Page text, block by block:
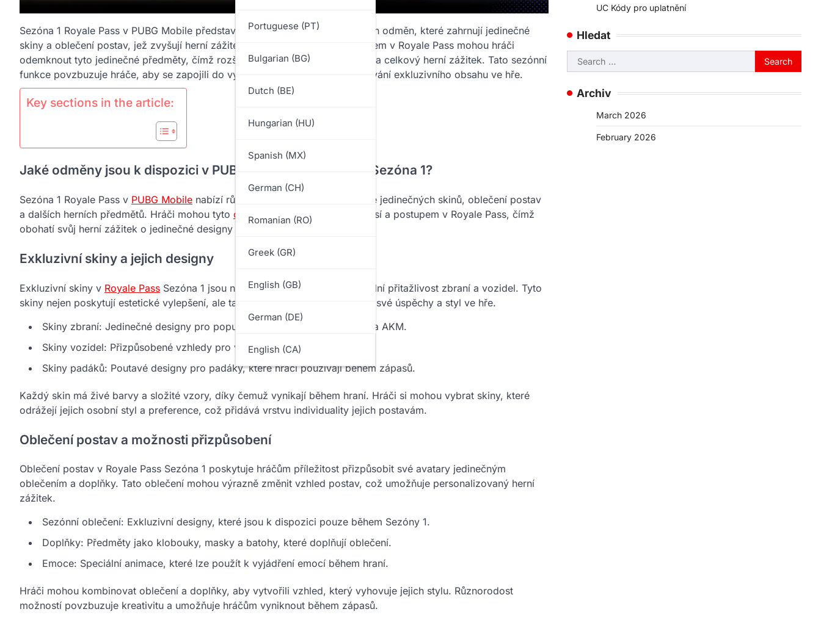
Portuguese (PT)
Bulgarian (BG)
Dutch (BE)
Hungarian (HU)
Spanish (MX)
German (CH)
Romanian (RO)
Greek (GR)
English (GB)
German (DE)
English (CA)
Sezóna 1 Royale Pass v PUBG Mobile představuje vzrušující řadu exkluzivních odměn, které zahrnují jedinečné
skiny a oblečení postav, jež zvyšují herní zážitek. Dokončením misí a postupem v Royale Pass mohou hráči
odemknout tyto jedinečné předměty, čímž rozšíří své možnosti přizpůsobení a celkový herní zážitek. Tato sezónní
funkce povzbuzuje hráče, aby se zapojili do výzev a užili si vzrušení z získávání exkluzivního obsahu ve hře.
Key sections in the article:
Jaké odměny jsou k dispozici v PUBG Mobile Royale Pass Sezóna 1?
Sezóna 1 Royale Pass v PUBG Mobile nabízí různé exkluzivní odměny, včetně jedinečných skinů, oblečení postav
a dalších herních předmětů. Hráči mohou tyto odměny získat dokončením misí a postupem v Royale Pass, čímž
obohatí svůj herní zážitek o jedinečné designy a možnosti přizpůsobení.
Exkluzivní skiny a jejich designy
Exkluzivní skiny v Royale Pass Sezóna 1 jsou navrženy tak, aby zvýšily vizuální přitažlivost zbraní a vozidel. Tyto
skiny nejen poskytují estetické vylepšení, ale také umožňují hráčům předvést své úspěchy a styl ve hře.
Skiny zbraní: Jedinečné designy pro populární palné zbraně jako M416 a AKM.
Skiny vozidel: Přizpůsobené vzhledy pro vozidla jako Dacia a UAZ.
Skiny padáků: Poutavé designy pro padáky, které hráči používají během zápasů.
Každý skin má živé barvy a složité vzory, díky čemuž vynikají během hraní. Hráči si mohou vybrat skiny, které
odrážejí jejich osobní styl a preference, což přidává vrstvu individuality jejich postavám.
Oblečení postav a možnosti přizpůsobení
Oblečení postav v Royale Pass Sezóna 1 poskytuje hráčům příležitost přizpůsobit své avatary jedinečným
oblečením a doplňky. Tato oblečení mohou výrazně změnit vzhled postav, což umožňuje personalizovaný herní
zážitek.
Sezónní oblečení: Exkluzivní designy, které jsou k dispozici pouze během Sezóny 1.
Doplňky: Předměty jako klobouky, masky a batohy, které doplňují oblečení.
Emoce: Speciální animace, které lze použít k vyjádření emocí během hraní.
Hráči mohou kombinovat oblečení a doplňky, aby vytvořili vzhled, který vyhovuje jejich stylu. Různorodost
možností povzbuzuje kreativitu a umožňuje hráčům vyniknout během zápasů.
UC Kódy pro uplatnění
Hledat
Search
for:
Archiv
March 2026
February 2026